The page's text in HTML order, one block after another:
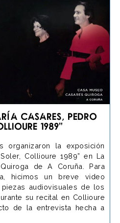
Casares, Pedro
1989”
organizaron la exposición
Collioure 1989” en La
de A Coruña. Para
hicimos un breve video
audiovisuales de los
su recital en Collioure
de la entrevista hecha a